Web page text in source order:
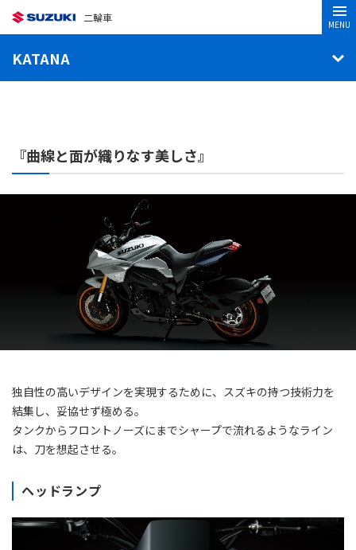
二輪車
MENU
KATANA
『曲線と面が織りなす美しさ』
独自性の高いデザインを実現するために、スズキの持つ技術力を
結集し、妥協せず極める。
タンクからフロントノーズにまでシャープで流れるようなライン
は、刀を想起させる。
ヘッドランプ